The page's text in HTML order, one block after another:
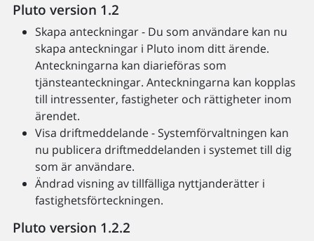
Pluto version 1.2
Skapa anteckningar - Du som användare kan nu
skapa anteckningar i Pluto inom ditt ärende.
Anteckningarna kan diarieföras som
tjänsteanteckningar. Anteckningarna kan kopplas
till intressenter, fastigheter och rättigheter inom
ärendet.
Visa driftmeddelande - Systemförvaltningen kan
nu publicera driftmeddelanden i systemet till dig
som är användare.
Ändrad visning av tillfälliga nyttjanderätter i
fastighetsförteckningen.
Pluto version 1.2.2